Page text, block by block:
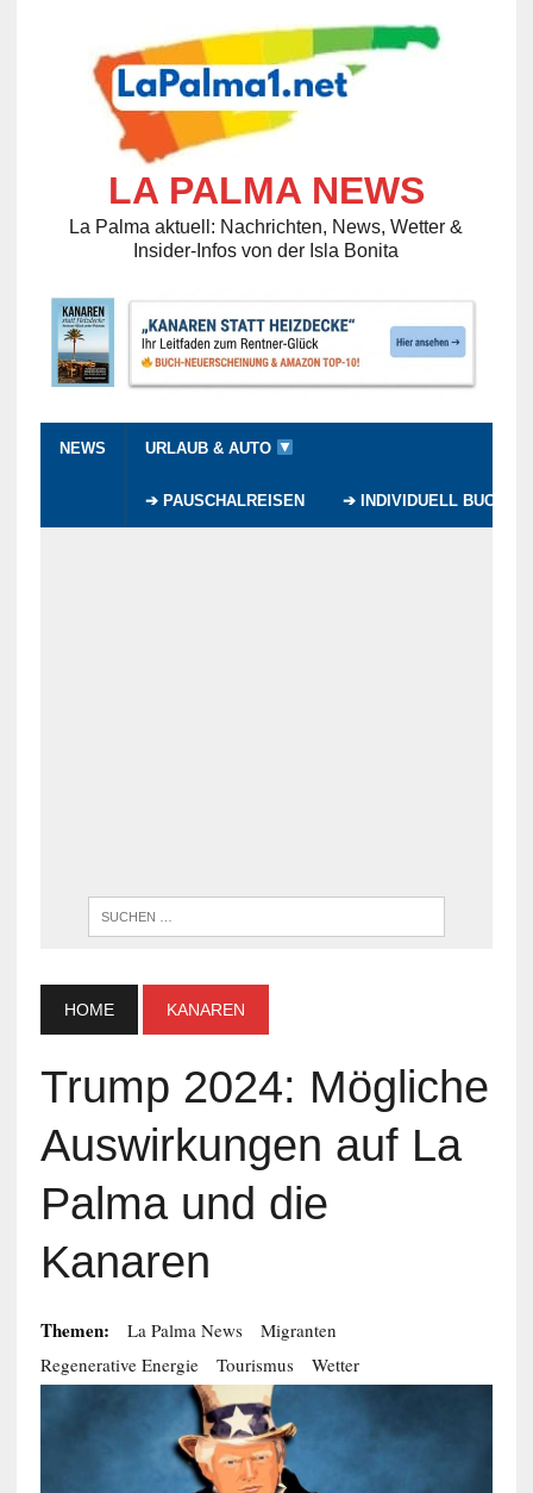
LA PALMA NEWS
La Palma aktuell: Nachrichten, News, Wetter &
Insider-Infos von der Isla Bonita
NEWS URLAUB & AUTO
➔ PAUSCHALREISEN ➔ INDIVIDUELL BUCHEN
HOME KANAREN
Trump 2024: Mögliche
Auswirkungen auf La
Palma und die
Kanaren
Themen: La Palma News
Migranten
Regenerative Energie
Tourismus Wetter